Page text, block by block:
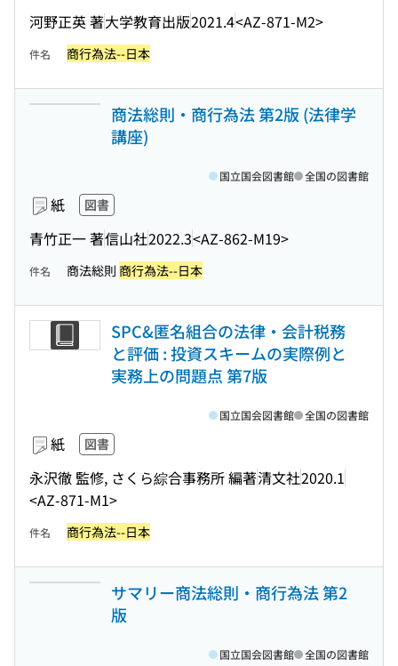
河野正英 著大学教育出版2021.4<AZ-871-M2>
件名 商行為法--日本
商法総則・商行為法 第2版 (法律学
講座)
紙 図書
青竹正一 著信山社2022.3<AZ-862-M19>
国立国会図書館 全国の図書館
件名 商法総則 商行為法--日本
SPC&匿名組合の法律・会計税務
と評価 : 投資スキームの実際例と
実務上の問題点 第7版
紙 図書
永沢徹 監修, さくら綜合事務所 編著清文社2020.1
<AZ-871-M1>
国立国会図書館 全国の図書館
件名 商行為法--日本
サマリー商法総則・商行為法 第2
版
国立国会図書館 全国の図書館